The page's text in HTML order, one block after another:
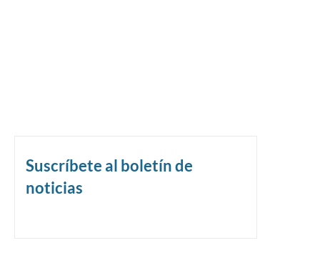
Suscríbete al boletín de
noticias